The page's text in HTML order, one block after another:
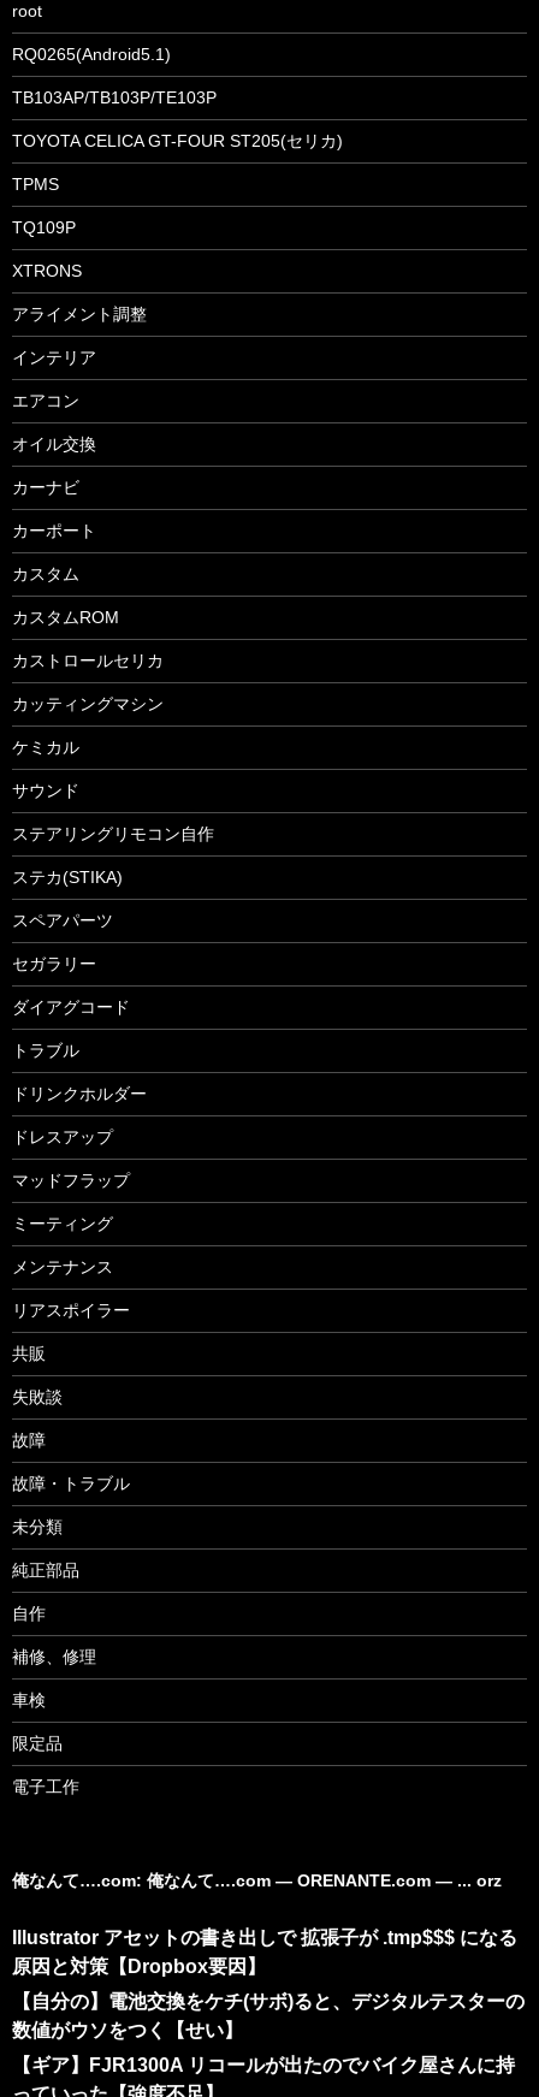
root
RQ0265(Android5.1)
TB103AP/TB103P/TE103P
TOYOTA CELICA GT-FOUR ST205(セリカ)
TPMS
TQ109P
XTRONS
アライメント調整
インテリア
エアコン
オイル交換
カーナビ
カーポート
カスタム
カスタムROM
カストロールセリカ
カッティングマシン
ケミカル
サウンド
ステアリングリモコン自作
ステカ(STIKA)
スペアパーツ
セガラリー
ダイアグコード
トラブル
ドリンクホルダー
ドレスアップ
マッドフラップ
ミーティング
メンテナンス
リアスポイラー
共販
失敗談
故障
故障・トラブル
未分類
純正部品
自作
補修、修理
車検
限定品
電子工作
俺なんて….com: 俺なんて….com ― ORENANTE.com ― ... orz
Illustrator アセットの書き出しで 拡張子が .tmp$$$ になる
原因と対策【Dropbox要因】
【自分の】電池交換をケチ(サボ)ると、デジタルテスターの
数値がウソをつく【せい】
【ギア】FJR1300A リコールが出たのでバイク屋さんに持